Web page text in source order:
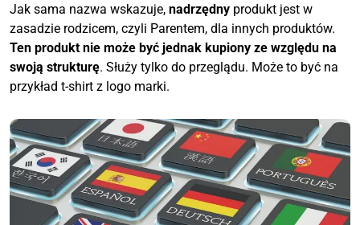
Jak sama nazwa wskazuje, nadrzędny produkt jest w
zasadzie rodzicem, czyli Parentem, dla innych produktów.
Ten produkt nie może być jednak kupiony ze względu na
swoją strukturę. Służy tylko do przeglądu. Może to być na
przykład t-shirt z logo marki.